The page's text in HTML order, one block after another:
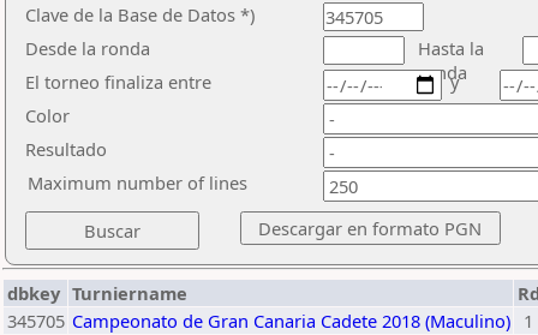
Clave de la Base de Datos *)
Desde la ronda
Hasta la
ronda
El torneo finaliza entre
Color
Resultado
y
Maximum number of lines
dbkey Turniername
345705 Campeonato de Gran Canaria Cadete 2018 (Maculino) 1